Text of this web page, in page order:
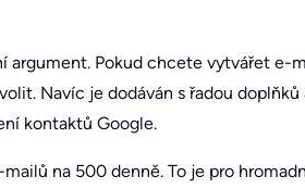
argument. Pokud chcete vytvářet e-
Navíc je dodáván s řadou
kontaktů Google.
na 500 denně. To je pro